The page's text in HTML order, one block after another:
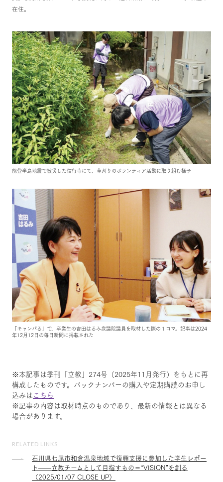
在住。
能登半島地震で被災した信行寺にて、草刈りのボランティア活動に取り組む様子
「キャンパる」で、卒業生の吉田はるみ衆議院議員を取材した際の１コマ。記事は2024
年12月12日の毎日新聞に掲載された
※本記事は季刊「立教」274号（2025年11月発行）をもとに再
構成したものです。バックナンバーの購入や定期購読のお申し
込みはこちら
※記事の内容は取材時点のものであり、最新の情報とは異なる
場合があります。
RELATED LINKS
石川県七尾市和倉温泉地域で復興支援に参加した学生レポー
ト——立教チームとして目指すもの＝“VISION”を創る
（2025/01/07 CLOSE UP）